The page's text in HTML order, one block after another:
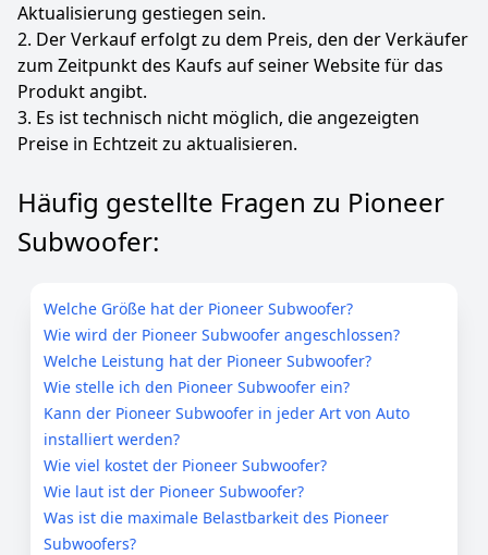
Aktualisierung gestiegen sein.
2. Der Verkauf erfolgt zu dem Preis, den der Verkäufer
zum Zeitpunkt des Kaufs auf seiner Website für das
Produkt angibt.
3. Es ist technisch nicht möglich, die angezeigten
Preise in Echtzeit zu aktualisieren.
Häufig gestellte Fragen zu Pioneer
Subwoofer:
Welche Größe hat der Pioneer Subwoofer?
Wie wird der Pioneer Subwoofer angeschlossen?
Welche Leistung hat der Pioneer Subwoofer?
Wie stelle ich den Pioneer Subwoofer ein?
Kann der Pioneer Subwoofer in jeder Art von Auto
installiert werden?
Wie viel kostet der Pioneer Subwoofer?
Wie laut ist der Pioneer Subwoofer?
Was ist die maximale Belastbarkeit des Pioneer
Subwoofers?